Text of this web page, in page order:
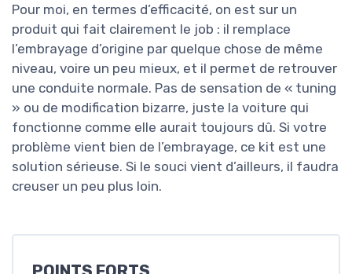
Pour moi, en termes d’efficacité, on est sur un
produit qui fait clairement le job : il remplace
l’embrayage d’origine par quelque chose de même
niveau, voire un peu mieux, et il permet de retrouver
une conduite normale. Pas de sensation de « tuning
» ou de modification bizarre, juste la voiture qui
fonctionne comme elle aurait toujours dû. Si votre
problème vient bien de l’embrayage, ce kit est une
solution sérieuse. Si le souci vient d’ailleurs, il faudra
creuser un peu plus loin.